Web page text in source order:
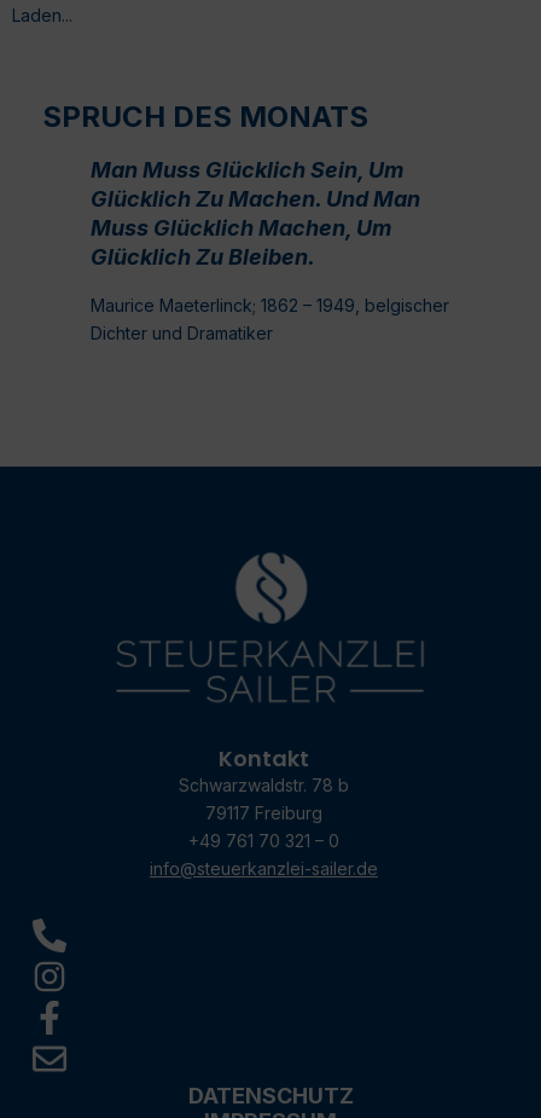
Laden...
SPRUCH DES MONATS
Man Muss Glücklich Sein, Um
Glücklich Zu Machen. Und Man
Muss Glücklich Machen, Um
Glücklich Zu Bleiben.
Maurice Maeterlinck; 1862 – 1949, belgischer
Dichter und Dramatiker
Kontakt
Schwarzwaldstr. 78 b
79117 Freiburg
+49 761 70 321 – 0
info@steuerkanzlei-sailer.de
DATENSCHUTZ